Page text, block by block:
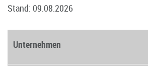
Stand: 09.08.2026
Unternehmen